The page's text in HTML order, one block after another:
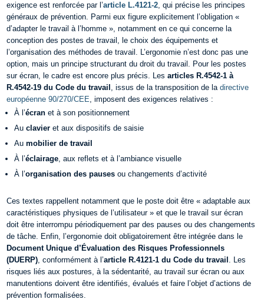
exigence est renforcée par l’article L.4121-2, qui précise les principes
généraux de prévention. Parmi eux figure explicitement l’obligation «
d’adapter le travail à l’homme », notamment en ce qui concerne la
conception des postes de travail, le choix des équipements et
l’organisation des méthodes de travail. L’ergonomie n’est donc pas une
option, mais un principe structurant du droit du travail. Pour les postes
sur écran, le cadre est encore plus précis. Lesarticles R.4542-1 à
R.4542-19 du Code du travail , issus de la transposition de ladirective
européenne 90/270/CEE, imposent des exigences relatives :
À l’écran et à son positionnement
Auclavier et aux dispositifs de saisie
Aumobilier de travail
À l’éclairage, aux reflets et à l’ambiance visuelle
À l’organisation des pauses ou changements d’activité
Ces textes rappellent notamment que le poste doit être « adaptable aux
caractéristiques physiques de l’utilisateur » et que le travail sur écran
doit être interrompu périodiquement par des pauses ou des changements
de tâche. Enfin, l’ergonomie doit obligatoirement être intégrée dans le
Document Unique d’Évaluation des Risques Professionnels
(DUERP), conformément à l’article R.4121-1 du Code du travail . Les
risques liés aux postures, à la sédentarité, au travail sur écran ou aux
manutentions doivent être identifiés, évalués et faire l’objet d’actions de
prévention formalisées.